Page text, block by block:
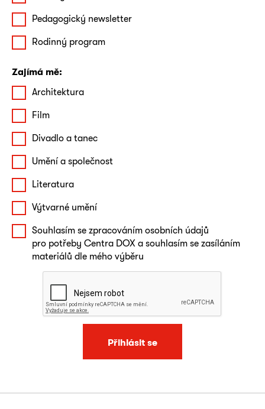
Pedagogický newsletter
Rodinný program
Zajímá mě:
Architektura
Film
Divadlo a tanec
Umění a společnost
Literatura
Výtvarné umění
Souhlasím se zpracováním osobních údajů
pro potřeby Centra DOX a souhlasím se zasíláním
materiálů dle mého výběru
Přihlásit se